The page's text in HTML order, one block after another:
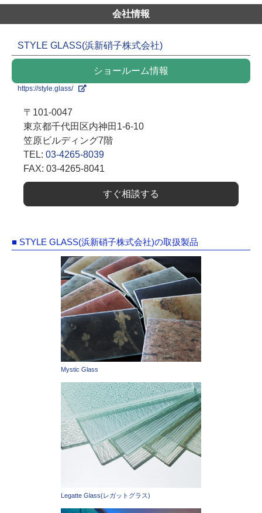
会社情報
STYLE GLASS(浜新硝子株式会社)
ショールーム情報
https://style.glass/
〒101-0047
東京都千代田区内神田1-6-10
笠原ビルディング7階
TEL: 03-4265-8039
FAX: 03-4265-8041
すぐ相談する
■ STYLE GLASS(浜新硝子株式会社)の取扱製品
Mystic Glass
Legatte Glass(レガットグラス)